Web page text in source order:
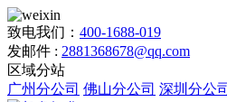
致电我们： 400-1688-019
发邮件 : 2881368678@qq.com
区域分站
广州分公司 佛山分公司 深圳分公司